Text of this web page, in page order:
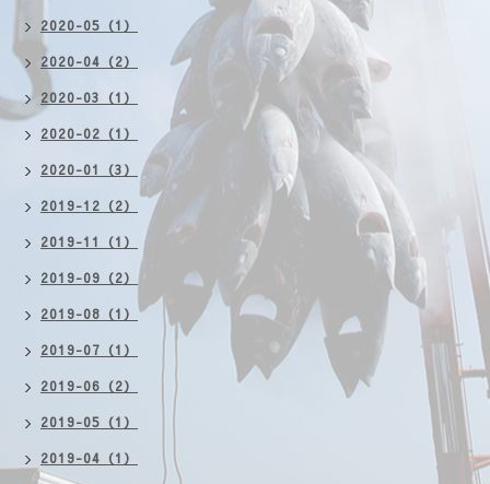
2020-05（1）
2020-04（2）
2020-03（1）
2020-02（1）
2020-01（3）
2019-12（2）
2019-11（1）
2019-09（2）
2019-08（1）
2019-07（1）
2019-06（2）
2019-05（1）
2019-04（1）